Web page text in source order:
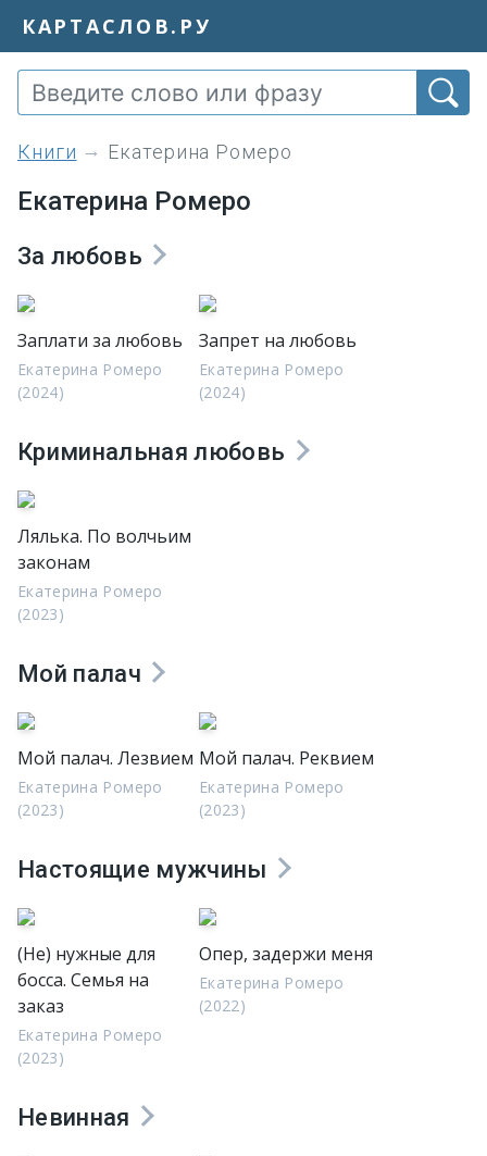
КАРТАСЛОВ.РУ
книги Екатерина Ромеро
Екатерина Ромеро
За любовь
Заплати за любовь
Екатерина Ромеро
(2024)
Запрет на любовь
Екатерина Ромеро
(2024)
Криминальная любовь
Лялька. По волчьим
законам
Екатерина Ромеро
(2023)
Мой палач
Мой палач. Лезвием
Екатерина Ромеро
(2023)
Мой палач. Реквием
Екатерина Ромеро
(2023)
Настоящие мужчины
(Не) нужные для
босса. Семья на
заказ
Екатерина Ромеро
(2023)
Опер, задержи меня
Екатерина Ромеро
(2022)
Невинная